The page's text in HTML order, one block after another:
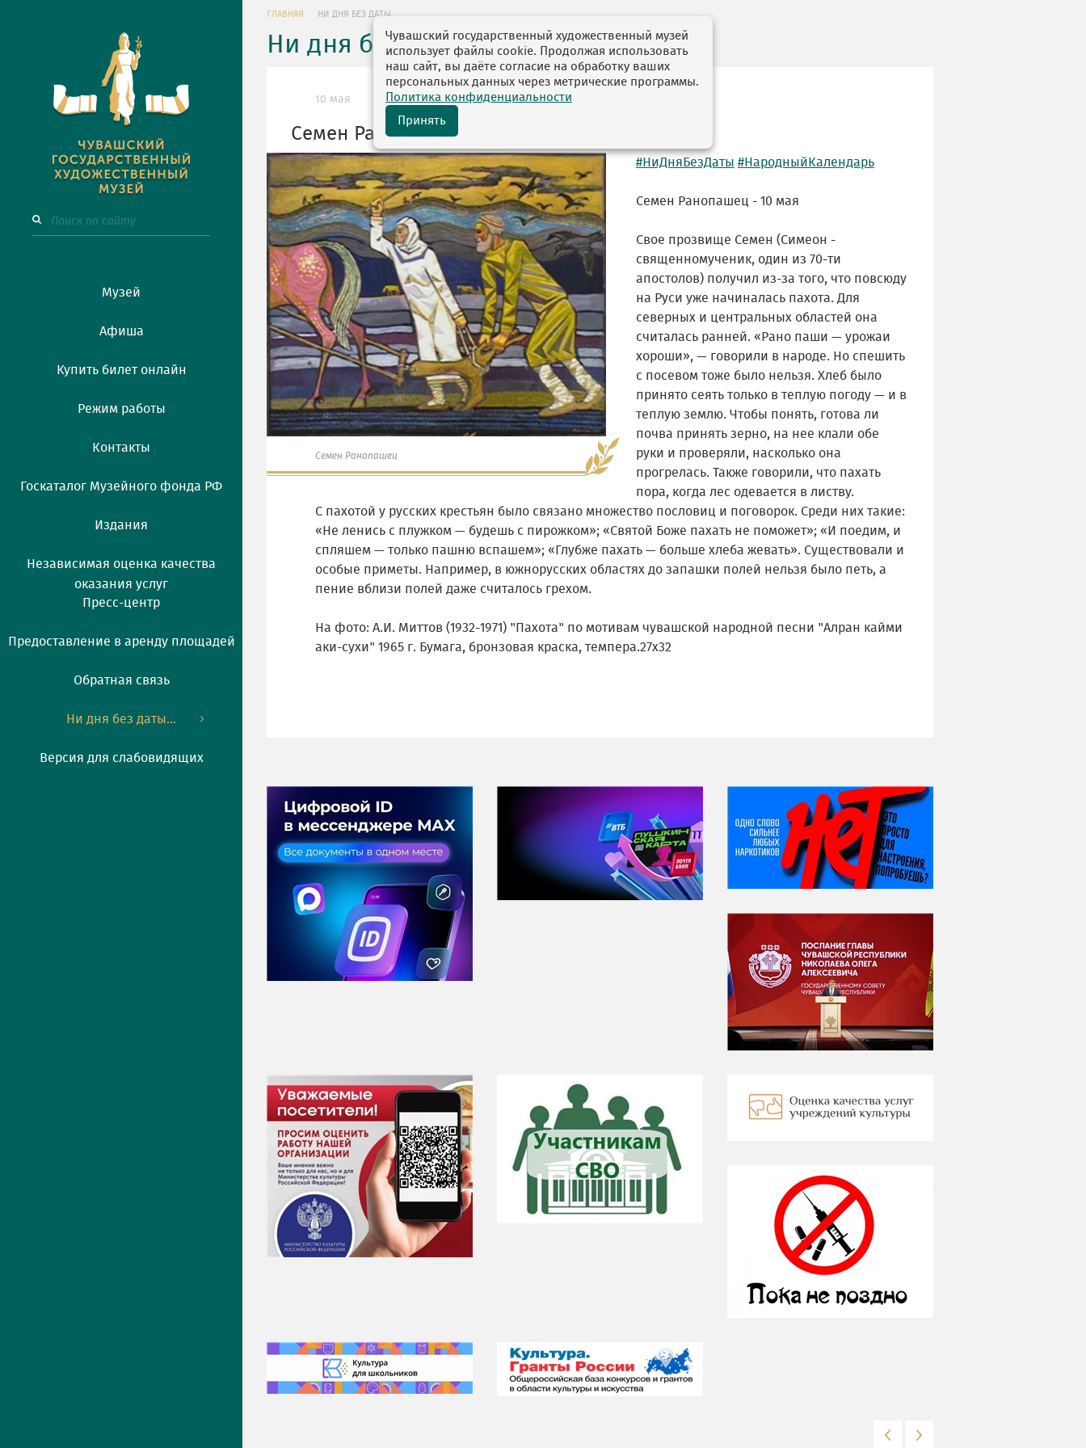
Музей
Афиша
Купить билет онлайн
Режим работы
Контакты
Госкаталог Музейного фонда РФ
Издания
Независимая оценка качества
оказания услуг
Пресс-центр
Предоставление в аренду площадей
Обратная связь
Ни дня без даты...
Версия для слабовидящих
ГЛАВНАЯ НИ ДНЯ БЕЗ ДАТЫ
Ни дня без даты
10 мая
Семен Ранопашец
Семен Ранопашец
#НиДняБезДаты #НародныйКалендарь
Семен Ранопашец - 10 мая
Свое прозвище Семен (Симеон -
священномученик, один из 70-ти
апостолов) получил из-за того, что повсюду
на Руси уже начиналась пахота. Для
северных и центральных областей она
считалась ранней. «Рано паши — урожаи
хороши», — говорили в народе. Но спешить
с посевом тоже было нельзя. Хлеб было
принято сеять только в теплую погоду — и в
теплую землю. Чтобы понять, готова ли
почва принять зерно, на нее клали обе
руки и проверяли, насколько она
прогрелась. Также говорили, что пахать
пора, когда лес одевается в листву.
С пахотой у русских крестьян было связано множество пословиц и поговорок. Среди них такие:
«Не ленись с плужком — будешь с пирожком»; «Святой Боже пахать не поможет»; «И поедим, и
спляшем — только пашню вспашем»; «Глубже пахать — больше хлеба жевать». Существовали и
особые приметы. Например, в южнорусских областях до запашки полей нельзя было петь, а
пение вблизи полей даже считалось грехом.
На фото: А.И. Миттов (1932-1971) "Пахота" по мотивам чувашской народной песни "Алран кайми
аки-сухи" 1965 г. Бумага, бронзовая краска, темпера.27х32
НИ ДНЯ БЕЗ ДАТЫ...
06 августа
Яков Яковлевич
Вебер
Чувашский государственный художественный музей
использует файлы cookie. Продолжая использовать
наш сайт, вы даёте согласие на обработку ваших
персональных данных через метрические программы.
Политика конфиденциальности
Принять